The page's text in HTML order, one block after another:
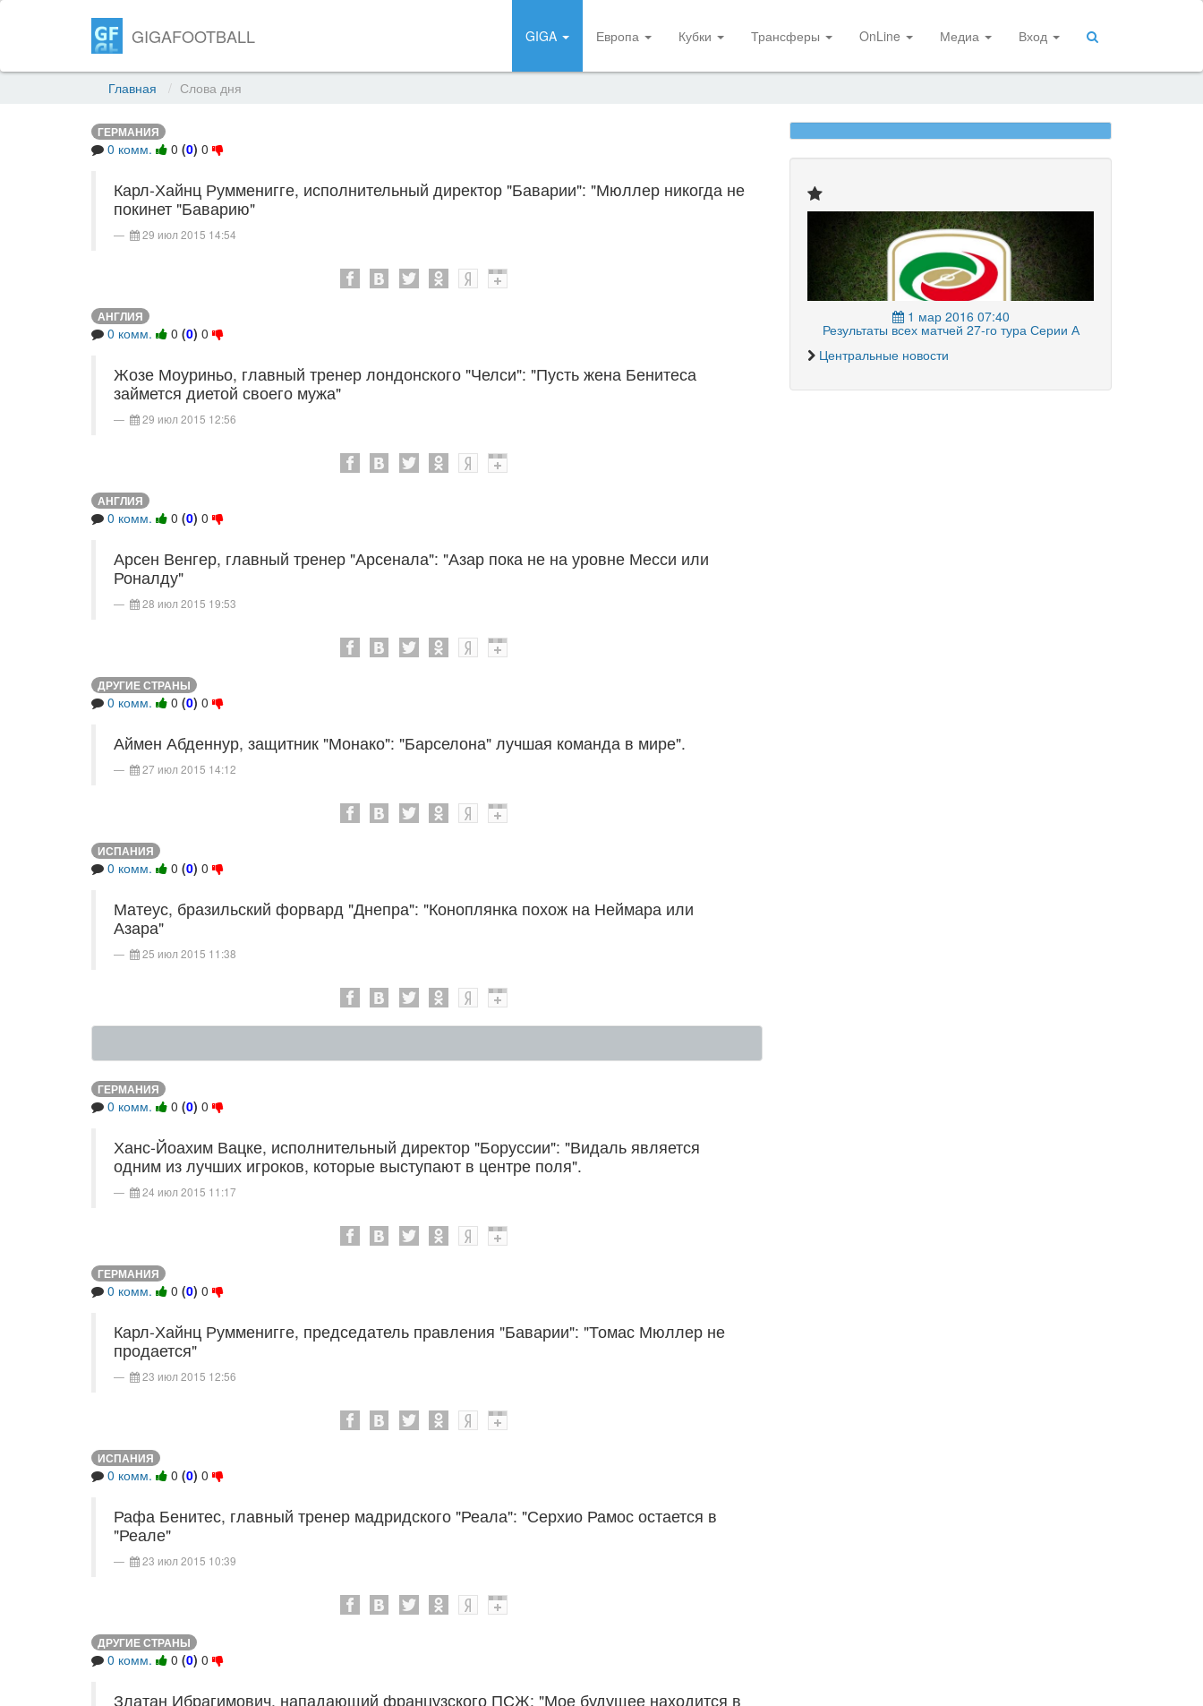
GIGAFOOTBALL GIGA Европа Кубки Трансферы OnLine Медиа Вход
Главная Слова дня
ГЕРМАНИЯ
0 комм. 0 (0) 0
Карл-Хайнц Румменигге, исполнительный директор "Баварии": "Мюллер никогда не
покинет "Баварию"
29 июл 2015 14:54
АНГЛИЯ
0 комм. 0 (0) 0
Жозе Моуриньо, главный тренер лондонского "Челси": "Пусть жена Бенитеса
займется диетой своего мужа"
29 июл 2015 12:56
АНГЛИЯ
0 комм. 0 (0) 0
Арсен Венгер, главный тренер "Арсенала": "Азар пока не на уровне Месси или
Роналду"
28 июл 2015 19:53
ДРУГИЕ СТРАНЫ
0 комм. 0 (0) 0
Аймен Абденнур, защитник "Монако": "Барселона" лучшая команда в мире".
27 июл 2015 14:12
ИСПАНИЯ
0 комм. 0 (0) 0
Матеус, бразильский форвард "Днепра": "Коноплянка похож на Неймара или
Азара"
25 июл 2015 11:38
ГЕРМАНИЯ
0 комм. 0 (0) 0
Ханс-Йоахим Вацке, исполнительный директор "Боруссии": "Видаль является
одним из лучших игроков, которые выступают в центре поля".
24 июл 2015 11:17
ГЕРМАНИЯ
0 комм. 0 (0) 0
Карл-Хайнц Румменигге, председатель правления "Баварии": "Томас Мюллер не
продается"
23 июл 2015 12:56
ИСПАНИЯ
0 комм. 0 (0) 0
Рафа Бенитес, главный тренер мадридского "Реала": "Серхио Рамос остается в
"Реале"
23 июл 2015 10:39
ДРУГИЕ СТРАНЫ
0 комм. 0 (0) 0
Златан Ибрагимович, нападающий французского ПСЖ: "Мое будущее находится в
1 мар 2016 07:40
Результаты всех матчей 27-го тура Серии А
Центральные новости